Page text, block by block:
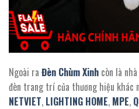
Ngoài ra Đèn Chùm Xinh còn là
đèn trang trí của thương hiệu khác
NETVIET, LIGHTING HOME, MPE,